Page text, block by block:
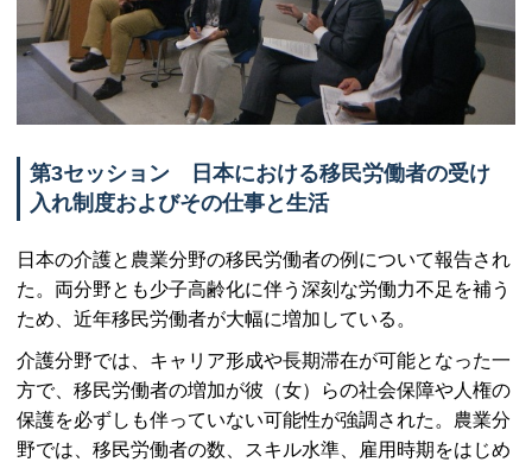
第3セッション 日本における移民労働者の受け
入れ制度およびその仕事と生活
日本の介護と農業分野の移民労働者の例について報告され
た。両分野とも少子高齢化に伴う深刻な労働力不足を補う
ため、近年移民労働者が大幅に増加している。
介護分野では、キャリア形成や長期滞在が可能となった一
方で、移民労働者の増加が彼（女）らの社会保障や人権の
保護を必ずしも伴っていない可能性が強調された。農業分
野では、移民労働者の数、スキル水準、雇用時期をはじめ